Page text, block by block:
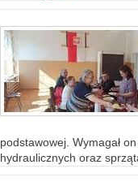
podstawowej. Wymagał
hydraulicznych oraz